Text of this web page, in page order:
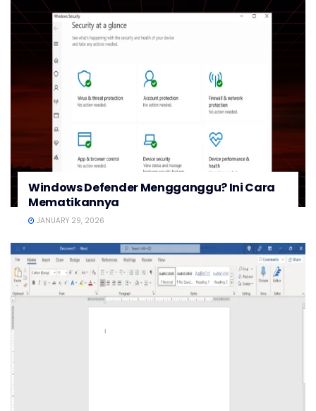
Windows Defender Mengganggu? Ini Cara
Mematikannya
JANUARY 29, 2026